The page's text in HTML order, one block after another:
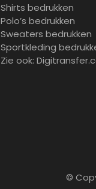
Shirts bedrukken
Polo’s bedrukken
Sweaters bedrukken
Sportkleding
Zie ook:
©